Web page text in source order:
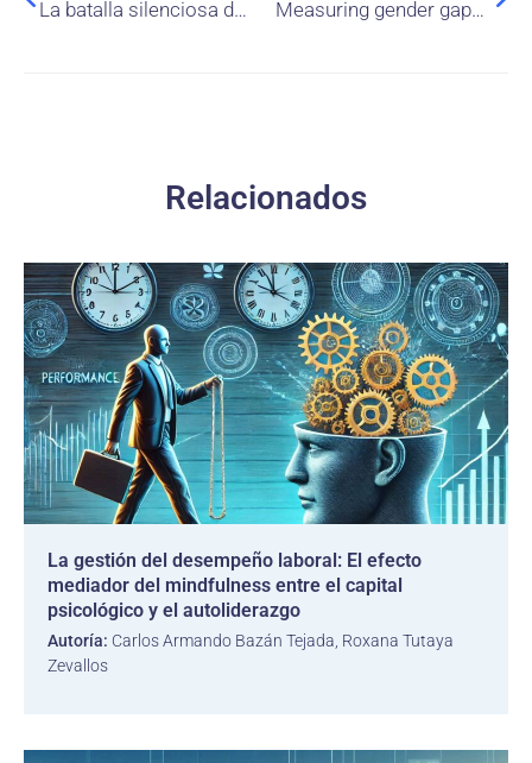
La batalla silenciosa del liderazgo femenino: los costos invisibles de sostenerse en posiciones de poder Measuring gender gaps in financial literacy: evidence from Peru
Relacionados
La gestión del desempeño laboral: El efecto
mediador del mindfulness entre el capital
psicológico y el autoliderazgo
Autoría: Carlos Armando Bazán Tejada, Roxana Tutaya
Zevallos